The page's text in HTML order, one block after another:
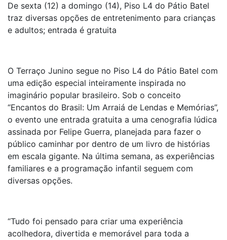
De sexta (12) a domingo (14), Piso L4 do Pátio Batel
traz diversas opções de entretenimento para crianças
e adultos; entrada é gratuita
O Terraço Junino segue no Piso L4 do Pátio Batel com
uma edição especial inteiramente inspirada no
imaginário popular brasileiro. Sob o conceito
“Encantos do Brasil: Um Arraiá de Lendas e Memórias”,
o evento une entrada gratuita a uma cenografia lúdica
assinada por Felipe Guerra, planejada para fazer o
público caminhar por dentro de um livro de histórias
em escala gigante. Na última semana, as experiências
familiares e a programação infantil seguem com
diversas opções.
“Tudo foi pensado para criar uma experiência
acolhedora, divertida e memorável para toda a